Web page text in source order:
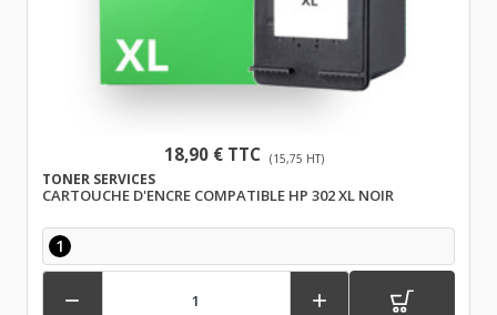
18,90 € TTC (15,75 HT)
TONER SERVICES
CARTOUCHE D'ENCRE COMPATIBLE HP 302 XL NOIR
1
 